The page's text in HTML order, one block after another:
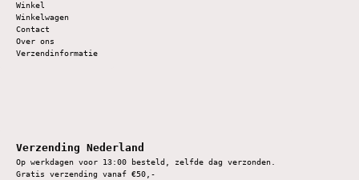
Winkel
Winkelwagen
Contact
Over ons
Verzendinformatie
Verzending Nederland
Op werkdagen voor 13:00 besteld, zelfde dag verzonden.
Gratis verzending vanaf €50,-